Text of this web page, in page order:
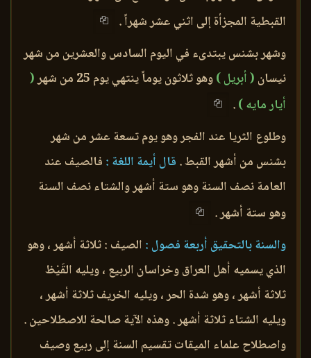
القبطية المجزأة إلى اثني عشر شهراً .
وشهر بشنس يبتدىء في اليوم السادس والعشرين من شهر
نيسان ( أبريل )وهو ثلاثون يوماً ينتهي يوم 25 من شهر
(
أيار مايه ).
وطلوع الثريا عند الفجر وهو يوم تسعة عشر من شهر
بشنس من أشهر القبط . قال أيمة اللغة : فالصيف عند
العامة نصف السنة وهو ستة أشهر والشتاء نصف السنة
وهو ستة أشهر .
والسنة بالتحقيق أربعة فصول : الصيف : ثلاثة أشهر ، وهو
الذي يسميه أهل العراق وخراسان الربيع ، ويليه القَيْظ
ثلاثة أشهر ، وهو شدة الحر ، ويليه الخريف ثلاثة أشهر ،
ويليه الشتاء ثلاثة أشهر . وهذه الآية صالحة للاصطلاحين .
واصطلاح علماء الميقات تقسيم السنة إلى ربيع وصيف